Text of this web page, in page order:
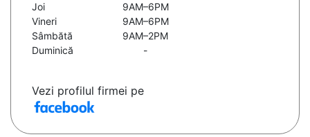
Joi
9AM–6PM
Vineri
9AM–6PM
Sâmbătă
9AM–2PM
Duminică
-
Vezi profilul firmei pe